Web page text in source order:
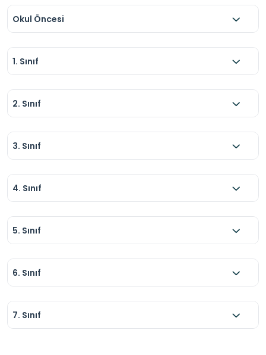
Okul Öncesi
1. Sınıf
2. Sınıf
3. Sınıf
4. Sınıf
5. Sınıf
6. Sınıf
7. Sınıf